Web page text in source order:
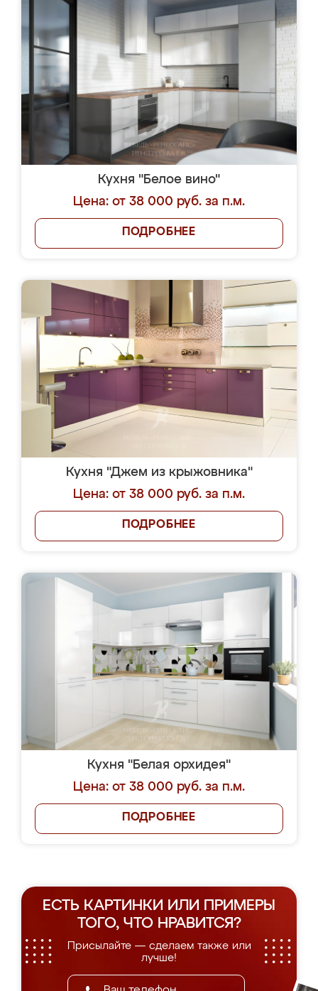
Кухня "Белое вино"
Цена: от 38 000 руб. за п.м.
ПОДРОБНЕЕ
Кухня "Джем из крыжовника"
Цена: от 38 000 руб. за п.м.
ПОДРОБНЕЕ
Кухня "Белая орхидея"
Цена: от 38 000 руб. за п.м.
ПОДРОБНЕЕ
ЕСТЬ КАРТИНКИ ИЛИ ПРИМЕРЫ
ТОГО, ЧТО НРАВИТСЯ?
Присылайте — сделаем также или
лучше!